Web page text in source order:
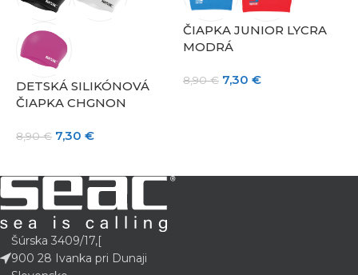
DETSKÁ SILIKÓNOVÁ
ČIAPKA CHGNON
8,90€ 7,30 €
ČIAPKA JUNIOR LYCRA
MODRÁ
8,90€ 7,30 €
Šúrska 3409/17,[
900 28 Ivanka pri Dunaji